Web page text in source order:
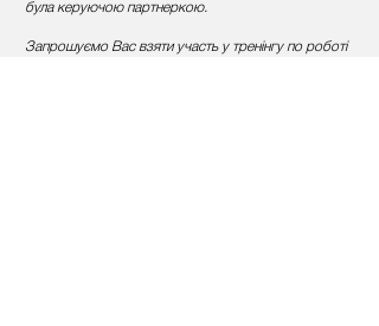
була керуючою партнеркою.
Запрошуємо Вас взяти участь у тренінгу по роботі